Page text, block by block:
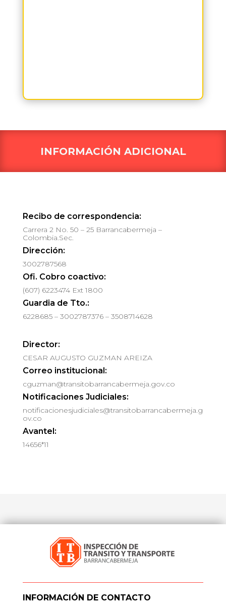
INFORMACIÓN ADICIONAL
Recibo de correspondencia:
Carrera 2 No. 50 – 25 Barrancabermeja –
Colombia.Sec.
Dirección:
3002787568
Ofi. Cobro coactivo:
(607) 6223474 Ext 1800
Guardia de Tto.:
6228685 – 3002787376 – 3508714628
Director:
CESAR AUGUSTO GUZMAN AREIZA
Correo institucional:
cguzman@transitobarrancabermeja.gov.co
Notificaciones Judiciales:
notificacionesjudiciales@transitobarrancabermeja.g
ov.co
Avantel:
14656*11
INFORMACIÓN DE CONTACTO